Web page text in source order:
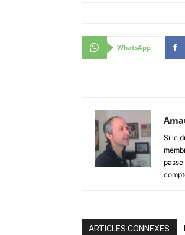
WhatsApp
Si le
ARTICLES CONNEXES